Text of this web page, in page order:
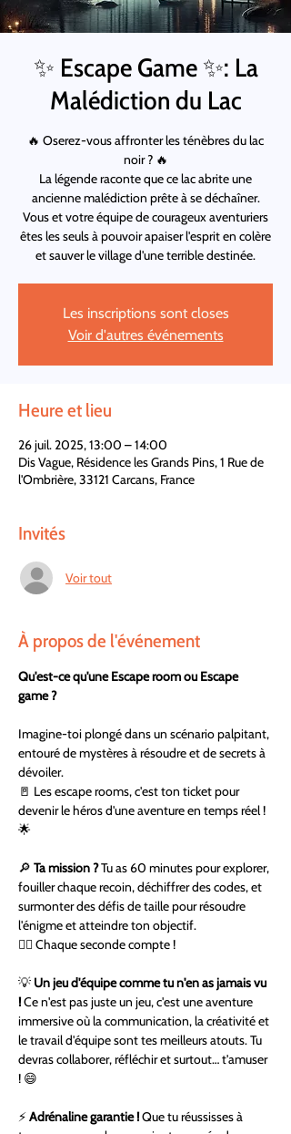
✨ Escape Game ✨: La
Malédiction du Lac
🔥 Oserez-vous affronter les ténèbres du lac
noir ? 🔥
La légende raconte que ce lac abrite une
ancienne malédiction prête à se déchaîner.
Vous et votre équipe de courageux aventuriers
êtes les seuls à pouvoir apaiser l'esprit en colère
et sauver le village d'une terrible destinée.
Les inscriptions sont closes
Voir d'autres événements
Heure et lieu
26 juil. 2025, 13:00 – 14:00
Dis Vague, Résidence les Grands Pins, 1 Rue de
l'Ombrière, 33121 Carcans, France
Invités
Voir tout
À propos de l'événement
Qu'est-ce qu'une Escape room ou Escape
game ?
Imagine-toi plongé dans un scénario palpitant,
entouré de mystères à résoudre et de secrets à
dévoiler.
🚪 Les escape rooms, c'est ton ticket pour
devenir le héros d'une aventure en temps réel !
🌟
🔎 Ta mission ? Tu as 60 minutes pour explorer,
fouiller chaque recoin, déchiffrer des codes, et
surmonter des défis de taille pour résoudre
l'énigme et atteindre ton objectif.
🕵️‍♂️ Chaque seconde compte !
💡 Un jeu d'équipe comme tu n'en as jamais vu
! Ce n'est pas juste un jeu, c'est une aventure
immersive où la communication, la créativité et
le travail d'équipe sont tes meilleurs atouts. Tu
devras collaborer, réfléchir et surtout… t'amuser
! 😄
⚡ Adrénaline garantie ! Que tu réussisses à